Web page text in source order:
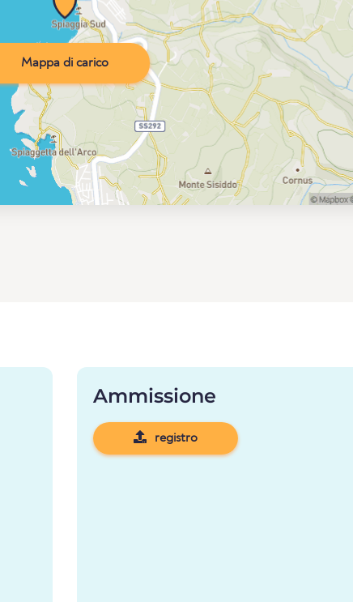
Mappa di carico
Ammissione
registro